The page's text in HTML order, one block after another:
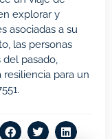
explorar y
asociadas a su
las personas
pasado,
para un
.